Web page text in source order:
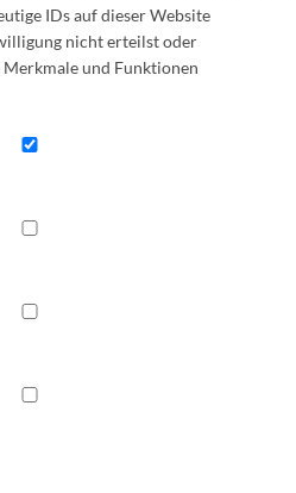
IDs auf dieser Website
nicht erteilst oder
und Funktionen